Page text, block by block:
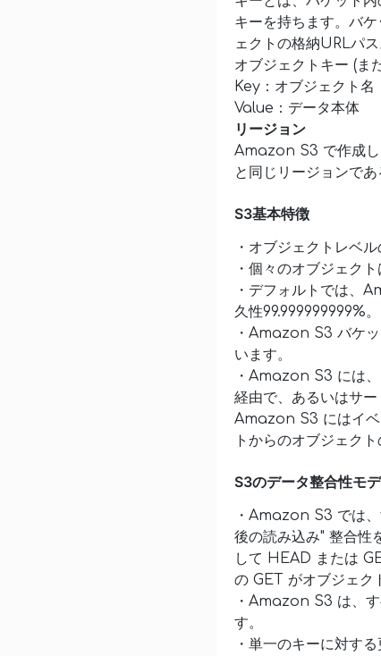
キーを持ちます。バ
ェクトの格納URLパス
オブジェクトキー (ま
Key：オブジェクト名
Value：データ本体
リージョン
Amazon S3 で作成し
と同じリージョンであ
S3基本特徴
・オブジェクトレベ
・個々のオブジェク
・デフォルトでは、
久性99.999999999%。
・Amazon S3 バケ
います。
・Amazon S3 には
経由で、あるいはサ
Amazon S3 にはイベ
トからのオブジェク
S3のデータ整合性モ
・Amazon S3 では
後の読み込み" 整合性
して HEAD または
の GET がオブジェク
・Amazon S3 は、
す。
・単一のキーに対す